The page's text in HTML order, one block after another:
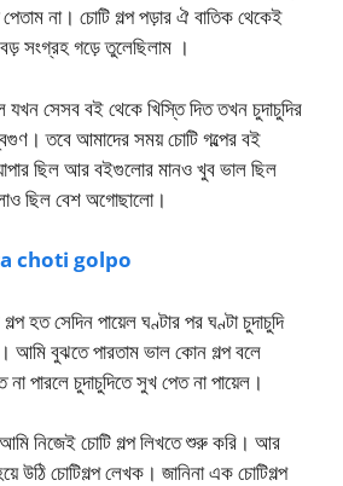
না। চোটি গল্প পড়ার ঐ বাতিক থেকেই
সংগ্রহ গড়ে তুলেছিলাম ।
যখন সেসব বই থেকে খিস্তি দিত তখন চুদাচুদির
তবে আমাদের সময় চোটি গল্পের বই
ছিল আর বইগুলোর মানও খুব ভাল ছিল
ছিল বেশ অগোছালো।
choti golpo
হত সেদিন পায়েল ঘণ্টার পর ঘণ্টা চুদাচুদি
বুঝতে পারতাম ভাল কোন গল্প বলে
পারলে চুদাচুদিতে সুখ পেত না পায়েল।
নিজেই চোটি গল্প লিখতে শুরু করি। আর
উঠি চোটিগল্প লেখক। জানিনা এক চোটিগল্প